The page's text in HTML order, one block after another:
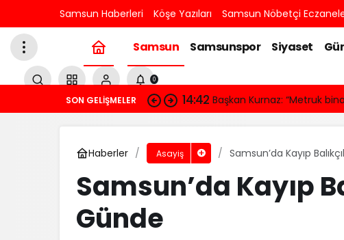
Samsun Haberleri Köşe Yazıları Samsun Nöbetçi
Samsun Samsunspor Siyaset
0
SON GELIŞMELER 14:42 Başkan Kurnaz: “Metruk
Haberler Asayiş Samsun’da Kayıp
Samsun’da Kayıp
Günde